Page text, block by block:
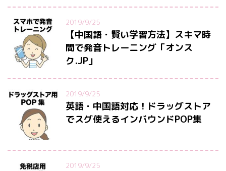
2019/9/25
【中国語・賢い学習方法】スキマ時
間で発音トレーニング「オンス
ク.JP」
2019/9/25
英語・中国語対応！ドラッグストア
でスグ使えるインバウンドPOP集
2019/9/25